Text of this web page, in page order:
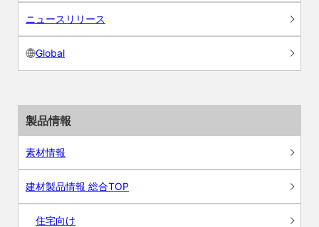
ニュースリリース
Global
製品情報
素材情報
建材製品情報 総合TOP
住宅向け